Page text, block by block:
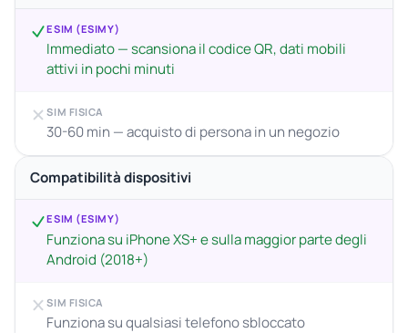
ESIM (ESIMY)
Immediato — scansiona il codice QR, dati mobili
attivi in pochi minuti
SIM FISICA
30-60 min — acquisto di persona in un negozio
Compatibilità dispositivi
ESIM (ESIMY)
Funziona su iPhone XS+ e sulla maggior parte degli
Android (2018+)
SIM FISICA
Funziona su qualsiasi telefono sbloccato